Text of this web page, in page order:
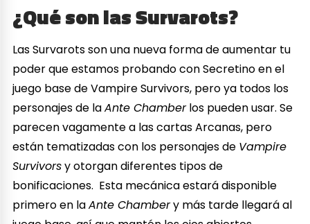
¿Qué son las Survarots?
Las Survarots son una nueva forma de aumentar tu
poder que estamos probando con Secretino en el
juego base de Vampire Survivors, pero ya todos los
personajes de laAnte Chamberlos pueden usar. Se
parecen vagamente a las cartas Arcanas, pero
están tematizadas con los personajes de Vampire
Survivorsy otorgan diferentes tipos de
bonificaciones. Esta mecánica estará disponible
primero en laAnte Chambery más tarde llegará al